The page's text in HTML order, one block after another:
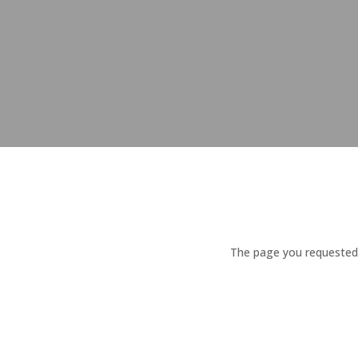
The page you